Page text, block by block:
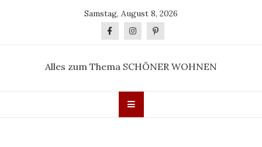
Samstag, August 8, 2026
Alles zum Thema SCHÖNER WOHNEN